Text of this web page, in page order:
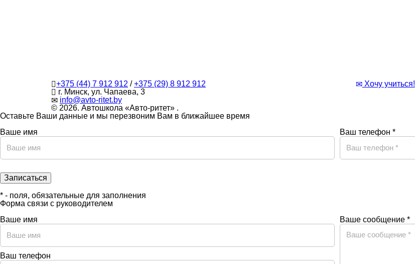
+375 (44) 7 912 912 /+375 (29) 8 912 912
г. Минск, ул. Чапаева, 3
infо@avtо-ritеt.by
Хочу учиться!
© 2026. Автошкола «Авто-ритет» .
Оставьте Ваши данные и мы перезвоним Вам в ближайшее время
Ваше имя
Ваш телефон *
* - поля, обязательные для заполнения
Форма связи с руководителем
Ваше имя
Ваш телефон
Ваше сообщение *